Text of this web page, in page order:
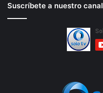
Suscríbete a nuestro canal